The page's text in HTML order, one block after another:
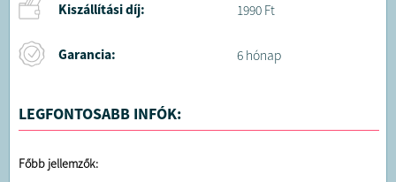
Kiszállítási díj: 1990 Ft
Garancia: 6 hónap
LEGFONTOSABB INFÓK:
Főbb jellemzők: